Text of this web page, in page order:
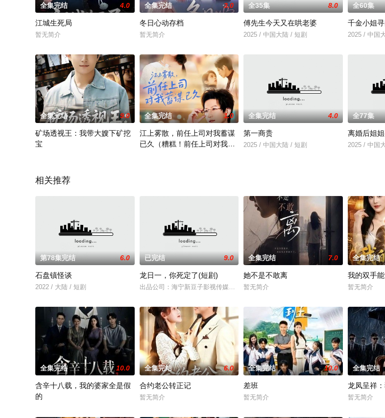
全集完结 4.0
江城生死局
暂无简介
全集完结 3.0
冬日心动存档
暂无简介
全35集 8.0
傅先生今天又在哄老婆
2025 / 中国大陆 / 短剧
全60集
千金小姐
2025 / 中国
全集完结 9.0
矿场透视王：我带大嫂下矿挖
宝
全集完结 1.0
江上雾散，前任上司对我蓄谋
已久（糟糕！前任上司对我蓄
全集完结 4.0
第一商贵
2025 / 中国大陆 / 短剧
全77集
离婚后姐
2025 / 中国
相关推荐
第78集完结 6.0
石盘镇怪谈
2022 / 大陆 / 短剧
已完结 9.0
龙日一，你死定了(短剧)
出品公司：海宁新豆子影视传媒有限公司、北京九和龙胜文化传媒有限公司开机时间
全集完结 7.0
她不是不敢离
暂无简介
全集完结
我的双手
暂无简介
全集完结 10.0
含辛十八载，我的婆家全是假
的
全集完结 6.0
合约老公转正记
暂无简介
全集完结 10.0
差班
暂无简介
全集完结
龙凤呈祥
暂无简介